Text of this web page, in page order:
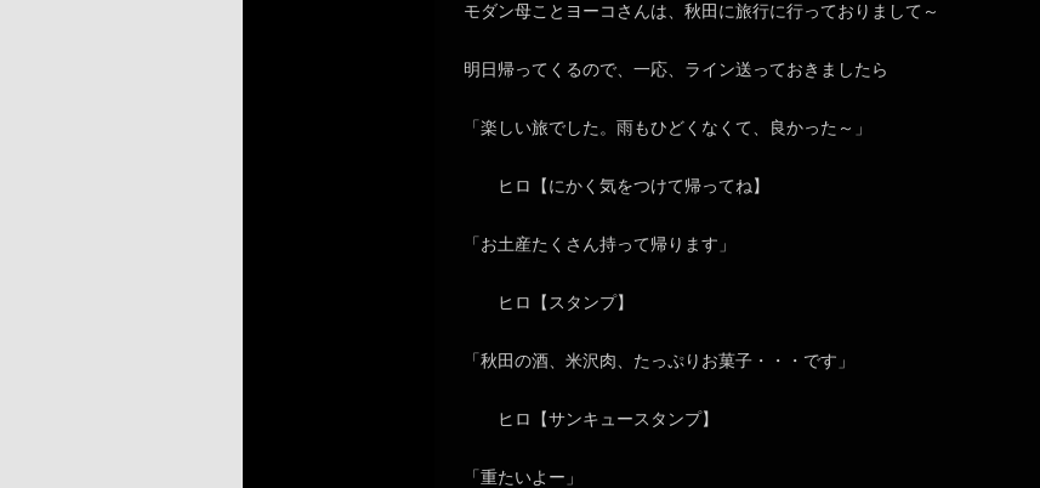
モダン母ことヨーコさんは、秋田に旅行に行っておりまして～
明日帰ってくるので、一応、ライン送っておきましたら
「楽しい旅でした。雨もひどくなくて、良かった～」
ヒロ【にかく気をつけて帰ってね】
「お土産たくさん持って帰ります」
ヒロ【スタンプ】
「秋田の酒、米沢肉、たっぷりお菓子・・・です」
ヒロ【サンキュースタンプ】
「重たいよー」